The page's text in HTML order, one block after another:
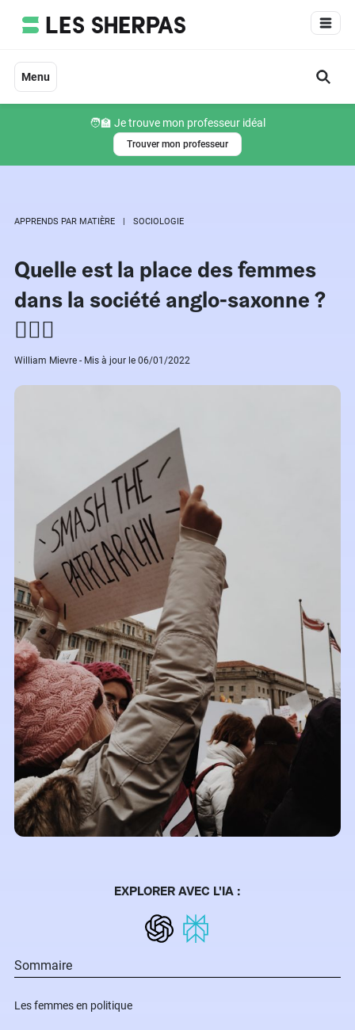
Menu
🧑‍🏫 Je trouve mon professeur idéal
Trouver mon professeur
APPRENDS PAR MATIÈRE SOCIOLOGIE
Quelle est la place des femmes
dans la société anglo-saxonne ?
🤵🏼‍♀️
William Mievre - Mis à jour le 06/01/2022
EXPLORER AVEC L'IA :
Sommaire
Les femmes en politique